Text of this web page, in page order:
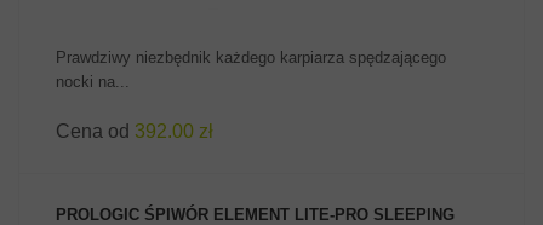
Prawdziwy niezbędnik każdego karpiarza spędzającego
nocki na...
Cena od 392.00 zł
PROLOGIC ŚPIWÓR ELEMENT LITE-PRO SLEEPING